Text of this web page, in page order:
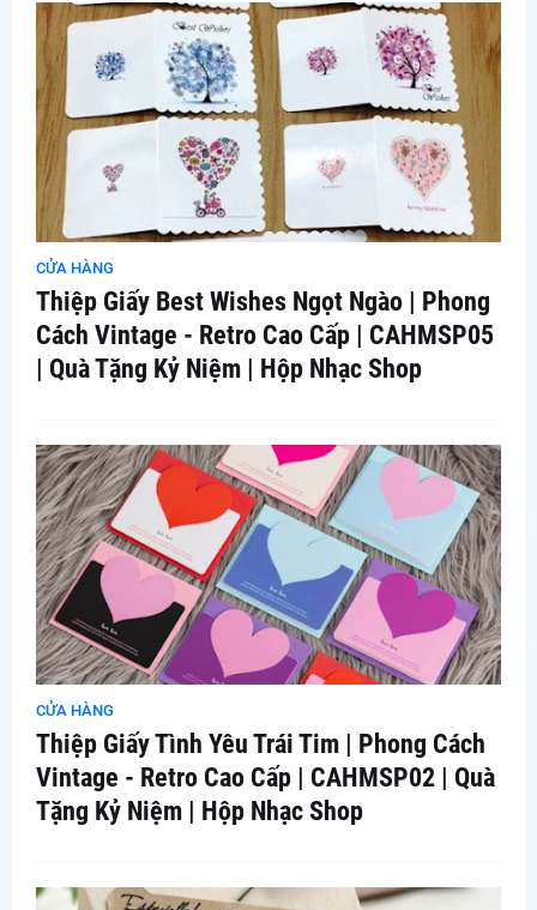
CỬA HÀNG
Thiệp Giấy Best Wishes Ngọt Ngào | Phong
Cách Vintage - Retro Cao Cấp | CAHMSP05
| Quà Tặng Kỷ Niệm | Hộp Nhạc Shop
CỬA HÀNG
Thiệp Giấy Tình Yêu Trái Tim | Phong Cách
Vintage - Retro Cao Cấp | CAHMSP02 | Quà
Tặng Kỷ Niệm | Hộp Nhạc Shop